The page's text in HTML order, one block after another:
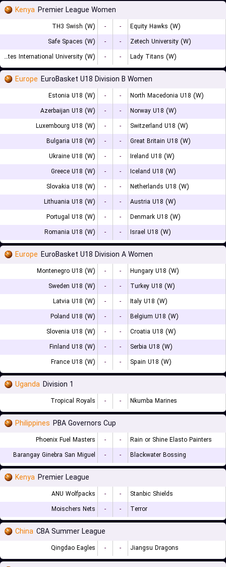
Kenya Premier League Women
TH3 Swish (W) - -
Equity Hawks (W)
Safe Spaces (W)
- -
Zetech University (W)
United States International University (W)
- - Lady Titans (W)
Europe EuroBasket U18 Division B Women
Estonia U18 (W) - -
North Macedonia U18 (W)
Azerbaijan U18 (W)
- -
Norway U18 (W)
Luxembourg U18 (W)
- -
Switzerland U18 (W)
Bulgaria U18 (W)
- -
Great Britain U18 (W)
Ukraine U18 (W)
- -
Ireland U18 (W)
Greece U18 (W)
- -
Iceland U18 (W)
Slovakia U18 (W)
- -
Netherlands U18 (W)
Lithuania U18 (W)
- -
Austria U18 (W)
Portugal U18 (W)
- -
Denmark U18 (W)
Romania U18 (W)
- - Israel U18 (W)
Europe EuroBasket U18 Division A Women
Montenegro U18 (W) - -
Hungary U18 (W)
Sweden U18 (W)
- -
Turkey U18 (W)
Latvia U18 (W)
- -
Italy U18 (W)
Poland U18 (W)
- -
Belgium U18 (W)
Slovenia U18 (W)
- -
Croatia U18 (W)
Finland U18 (W)
- -
Serbia U18 (W)
France U18 (W)
- - Spain U18 (W)
Uganda Division 1
Tropical Royals - - Nkumba Marines
Philippines PBA Governors Cup
Phoenix Fuel Masters - -
Rain or Shine Elasto Painters
Barangay Ginebra San Miguel
- - Blackwater Bossing
Kenya Premier League
ANU Wolfpacks - -
Stanbic Shields
Moischers Nets
- - Terror
China CBA Summer League
Qingdao Eagles - - Jiangsu Dragons